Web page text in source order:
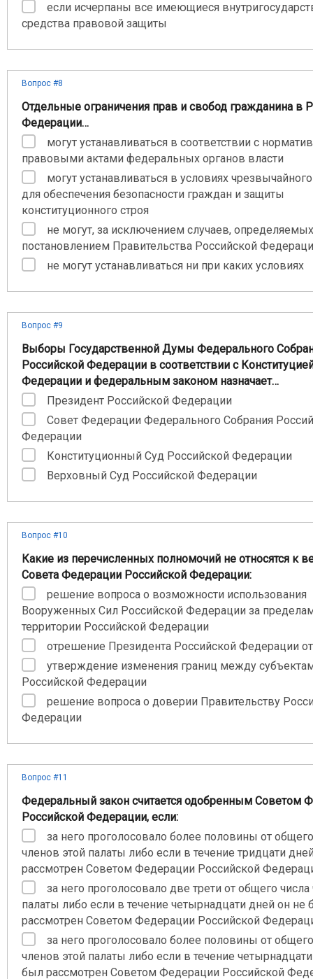
если исчерпаны все имеющиеся
средства правовой защиты
Вопрос #8
Отдельные ограничения прав и свобод гражданина в
Федерации…
могут устанавливаться в соответствии с
правовыми актами федеральных органов власти
могут устанавливаться в условиях
для обеспечения безопасности граждан и защиты
конституционного строя
не могут, за исключением случаев, определяемых
постановлением Правительства Российской
не могут устанавливаться ни при каких условиях
Вопрос #9
Выборы Государственной Думы Федерального
Российской Федерации в соответствии с
Федерации и федеральным законом назначает…
Президент Российской Федерации
Совет Федерации Федерального Собрания
Федерации
Конституционный Суд Российской Федерации
Верховный Суд Российской Федерации
Вопрос #10
Какие из перечисленных полномочий не относятся к
Совета Федерации Российской Федерации:
решение вопроса о возможности использования
Вооруженных Сил Российской Федерации за
территории Российской Федерации
отрешение Президента Российской Федерации
утверждение изменения границ между
Российской Федерации
решение вопроса о доверии Правительству
Федерации
Вопрос #11
Федеральный закон считается одобренным Советом
Российской Федерации, если:
за него проголосовало более половины от
членов этой палаты либо если в течение тридцати
рассмотрен Советом Федерации Российской
за него проголосовало две трети от общего
палаты либо если в течение четырнадцати дней он не
рассмотрен Советом Федерации Российской
за него проголосовало более половины от
членов этой палаты либо если в течение
был рассмотрен Советом Федерации Российской